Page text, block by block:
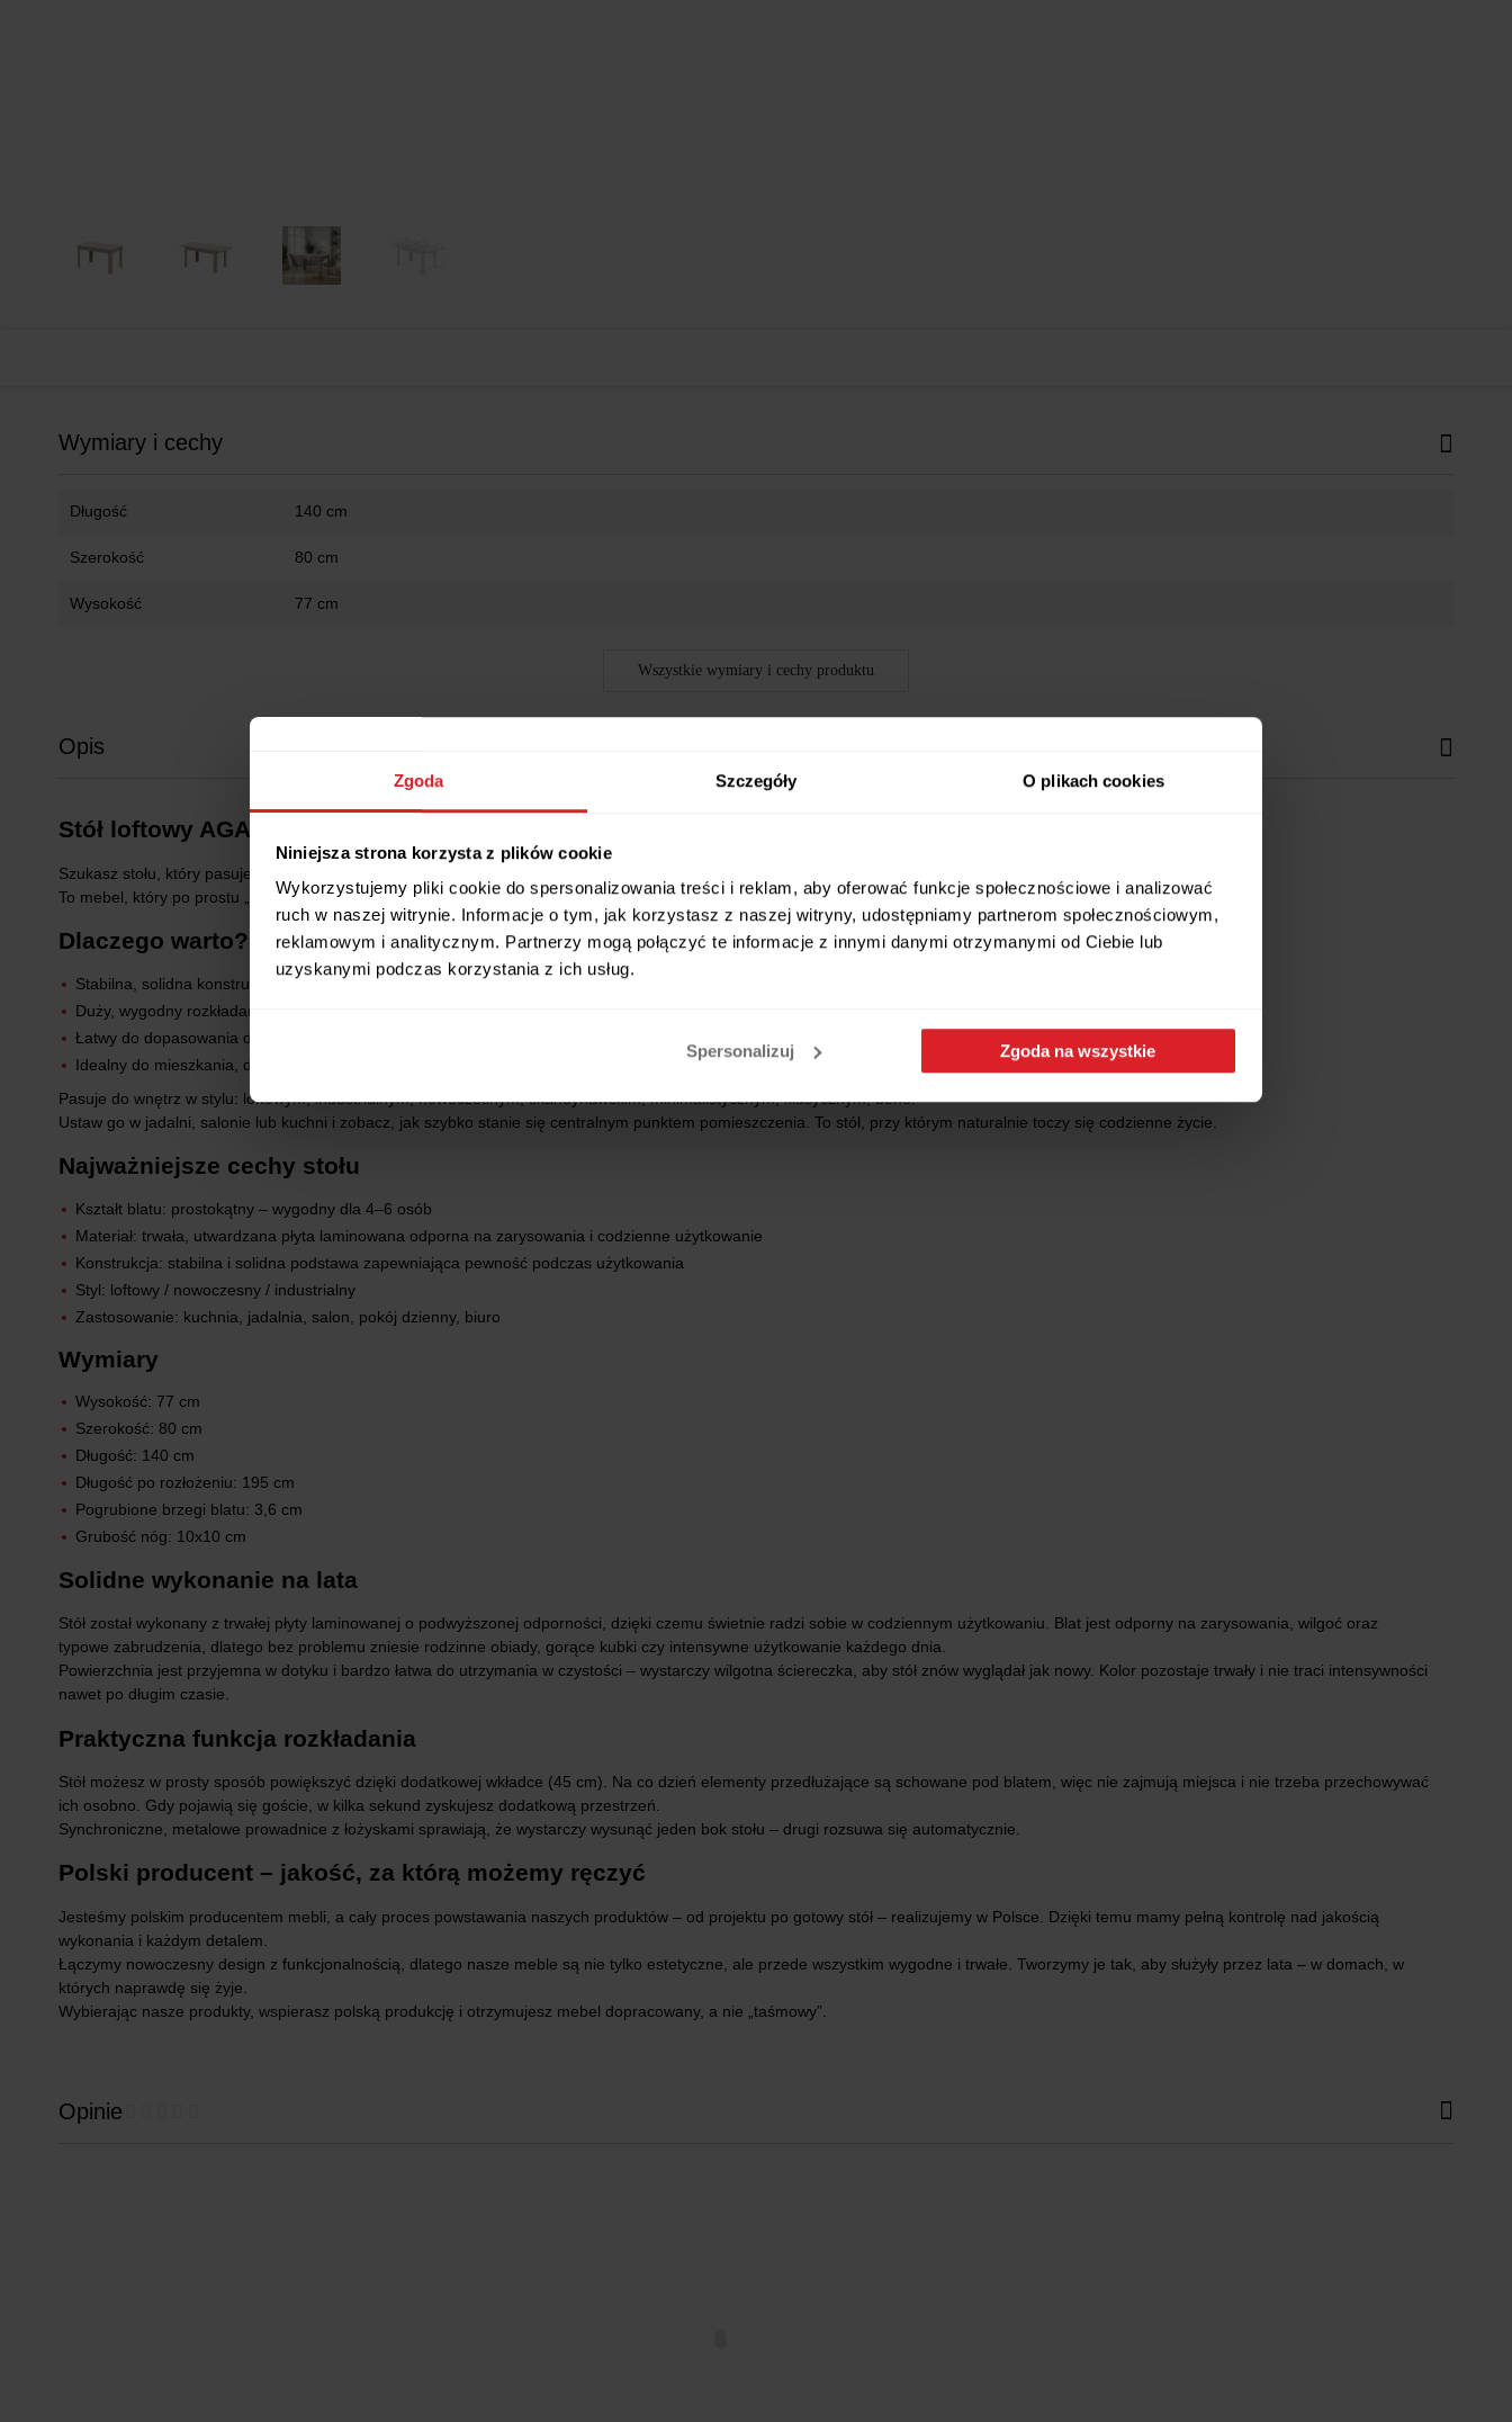
Zgoda Szczegóły O plikach cookies
Niniejsza strona korzysta z plików cookie
Wykorzystujemy pliki cookie do spersonalizowania treści i reklam, aby oferować funkcje społecznościowe i analizować
ruch w naszej witrynie. Informacje o tym, jak korzystasz z naszej witryny, udostępniamy partnerom społecznościowym,
reklamowym i analitycznym. Partnerzy mogą połączyć te informacje z innymi danymi otrzymanymi od Ciebie lub
uzyskanymi podczas korzystania z ich usług.
Spersonalizuj Zgoda na wszystkie
Wymiary i cechy
Długość 140 cm
Szerokość 80 cm
Wysokość 77 cm
Wszystkie wymiary i cechy produktu
Opis
Stół loftowy AGA – prosty, rozkładany, ponadczasowy (80x140/195 cm)
Szukasz stołu, który pasuje do wszystkiego i nie wyjdzie z mody po jednym sezonie? Ten model to sprawdzona klasyka nowoczesnych wnętrz.
To mebel, który po prostu „robi robotę” – stabilny, wygodny w codziennym użytkowaniu i gotowy na rodzinne obiady, spotkania ze znajomymi czy pracę przy laptopie.
Dlaczego warto?
Stabilna, solidna konstrukcja
Duży, wygodny rozkładany blat do wspólnych posiłków
Łatwy do dopasowania do różnych aranżacji
Idealny do mieszkania, domu i biura
Pasuje do wnętrz w stylu: loftowym, industrialnym, nowoczesnym, skandynawskim, minimalistycznym, klasycznym, boho.
Ustaw go w jadalni, salonie lub kuchni i zobacz, jak szybko stanie się centralnym punktem pomieszczenia. To stół, przy którym naturalnie toczy się codzienne życie.
Najważniejsze cechy stołu
Kształt blatu: prostokątny – wygodny dla 4–6 osób
Materiał: trwała, utwardzana płyta laminowana odporna na zarysowania i codzienne użytkowanie
Konstrukcja: stabilna i solidna podstawa zapewniająca pewność podczas użytkowania
Styl: loftowy / nowoczesny / industrialny
Zastosowanie: kuchnia, jadalnia, salon, pokój dzienny, biuro
Wymiary
Wysokość: 77 cm
Szerokość: 80 cm
Długość: 140 cm
Długość po rozłożeniu: 195 cm
Pogrubione brzegi blatu: 3,6 cm
Grubość nóg: 10x10 cm
Solidne wykonanie na lata
Stół został wykonany z trwałej płyty laminowanej o podwyższonej odporności, dzięki czemu świetnie radzi sobie w codziennym użytkowaniu. Blat jest odporny na zarysowania, wilgoć oraz
typowe zabrudzenia, dlatego bez problemu zniesie rodzinne obiady, gorące kubki czy intensywne użytkowanie każdego dnia.
Powierzchnia jest przyjemna w dotyku i bardzo łatwa do utrzymania w czystości – wystarczy wilgotna ściereczka, aby stół znów wyglądał jak nowy. Kolor pozostaje trwały i nie traci intensywności
nawet po długim czasie.
Praktyczna funkcja rozkładania
Stół możesz w prosty sposób powiększyć dzięki dodatkowej wkładce (45 cm). Na co dzień elementy przedłużające są schowane pod blatem, więc nie zajmują miejsca i nie trzeba przechowywać
ich osobno. Gdy pojawią się goście, w kilka sekund zyskujesz dodatkową przestrzeń.
Synchroniczne, metalowe prowadnice z łożyskami sprawiają, że wystarczy wysunąć jeden bok stołu – drugi rozsuwa się automatycznie.
Polski producent – jakość, za którą możemy ręczyć
Jesteśmy polskim producentem mebli, a cały proces powstawania naszych produktów – od projektu po gotowy stół – realizujemy w Polsce. Dzięki temu mamy pełną kontrolę nad jakością
wykonania i każdym detalem.
Łączymy nowoczesny design z funkcjonalnością, dlatego nasze meble są nie tylko estetyczne, ale przede wszystkim wygodne i trwałe. Tworzymy je tak, aby służyły przez lata – w domach, w
których naprawdę się żyje.
Wybierając nasze produkty, wspierasz polską produkcję i otrzymujesz mebel dopracowany, a nie „taśmowy”.
Opinie